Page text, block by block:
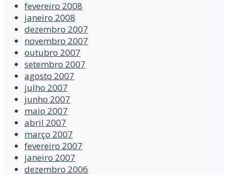
fevereiro 2008
janeiro 2008
dezembro 2007
novembro 2007
outubro 2007
setembro 2007
agosto 2007
julho 2007
junho 2007
maio 2007
abril 2007
março 2007
fevereiro 2007
janeiro 2007
dezembro 2006